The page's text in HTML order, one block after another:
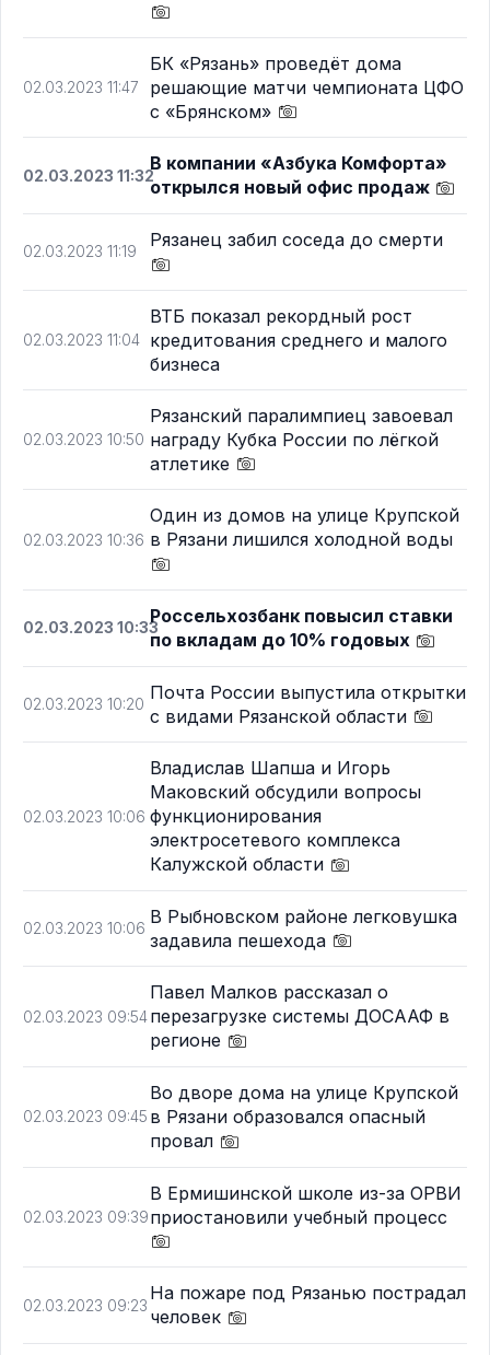
02.03.2023 11:47
БК «Рязань» проведёт дома
решающие матчи чемпионата ЦФО
с «Брянском»
02.03.2023 11:32
В компании «Азбука Комфорта»
открылся новый офис продаж
02.03.2023 11:19
Рязанец забил соседа до смерти
02.03.2023 11:04
ВТБ показал рекордный рост
кредитования среднего и малого
бизнеса
02.03.2023 10:50
Рязанский паралимпиец завоевал
награду Кубка России по лёгкой
атлетике
02.03.2023 10:36
Один из домов на улице Крупской
в Рязани лишился холодной воды
02.03.2023 10:33
Россельхозбанк повысил ставки
по вкладам до 10% годовых
02.03.2023 10:20
Почта России выпустила открытки
с видами Рязанской области
02.03.2023 10:06
Владислав Шапша и Игорь
Маковский обсудили вопросы
функционирования
электросетевого комплекса
Калужской области
02.03.2023 10:06
В Рыбновском районе легковушка
задавила пешехода
02.03.2023 09:54
Павел Малков рассказал о
перезагрузке системы ДОСААФ в
регионе
02.03.2023 09:45
Во дворе дома на улице Крупской
в Рязани образовался опасный
провал
02.03.2023 09:39
В Ермишинской школе из-за ОРВИ
приостановили учебный процесс
02.03.2023 09:23
На пожаре под Рязанью пострадал
человек